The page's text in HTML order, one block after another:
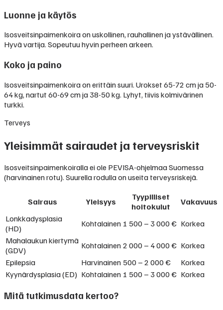
Luonne ja käytös
Isosveitsinpaimenkoira on uskollinen, rauhallinen ja ystävällinen.
Hyvä vartija. Sopeutuu hyvin perheen arkeen.
Koko ja paino
Isosveitsinpaimenkoira on erittäin suuri. Urokset 65-72 cm ja 50-
64 kg, nartut 60-69 cm ja 38-50 kg. Lyhyt, tiivis kolmivärinen
turkki.
Terveys
Yleisimmät sairaudet ja terveysriskit
Isosveitsinpaimenkoiralla ei ole PEVISA-ohjelmaa Suomessa
(harvinainen rotu). Suurella rodulla on useita terveysriskejä.
Sairaus Yleisyys
Tyypilliset
hoitokulut
Vakavuus
Lonkkadysplasia
(HD)
Kohtalainen 1 500 – 3 000 € Korkea
Mahalaukun kiertymä
(GDV)
Kohtalainen 2 000 – 4 000 € Korkea
Epilepsia
Harvinainen 500 – 2 000 €
Korkea
Kyynärdysplasia (ED) Kohtalainen 1 500 – 3 000 € Korkea
Mitä tutkimusdata kertoo?